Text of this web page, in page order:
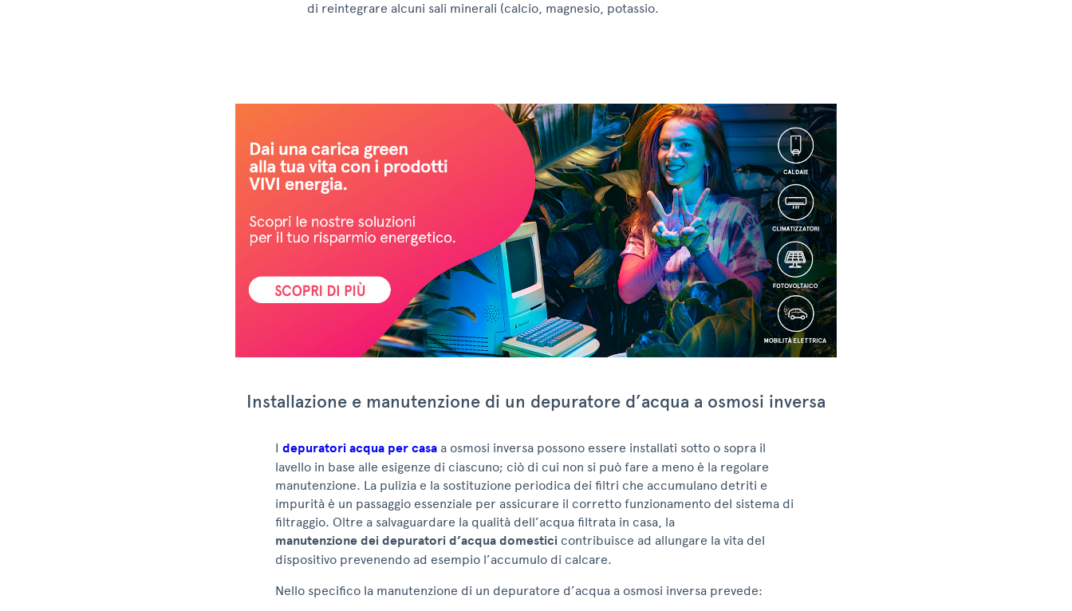
di reintegrare alcuni sali minerali (calcio, magnesio, potassio.
Installazione e manutenzione di un depuratore d’acqua a osmosi inversa
I depuratori acqua per casa a osmosi inversa possono essere installati sotto o sopra il
lavello in base alle esigenze di ciascuno; ciò di cui non si può fare a meno è la regolare
manutenzione. La pulizia e la sostituzione periodica dei filtri che accumulano detriti e
impurità è un passaggio essenziale per assicurare il corretto funzionamento del sistema di
filtraggio. Oltre a salvaguardare la qualità dell’acqua filtrata in casa, la
manutenzione dei depuratori d’acqua domestici contribuisce ad allungare la vita del
dispositivo prevenendo ad esempio l’accumulo di calcare.
Nello specifico la manutenzione di un depuratore d’acqua a osmosi inversa prevede: